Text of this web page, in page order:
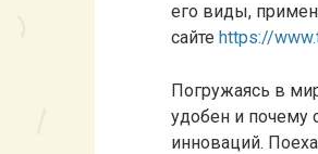
его виды,
сайте https://
Погружаясь в
удобен и почему
инноваций.